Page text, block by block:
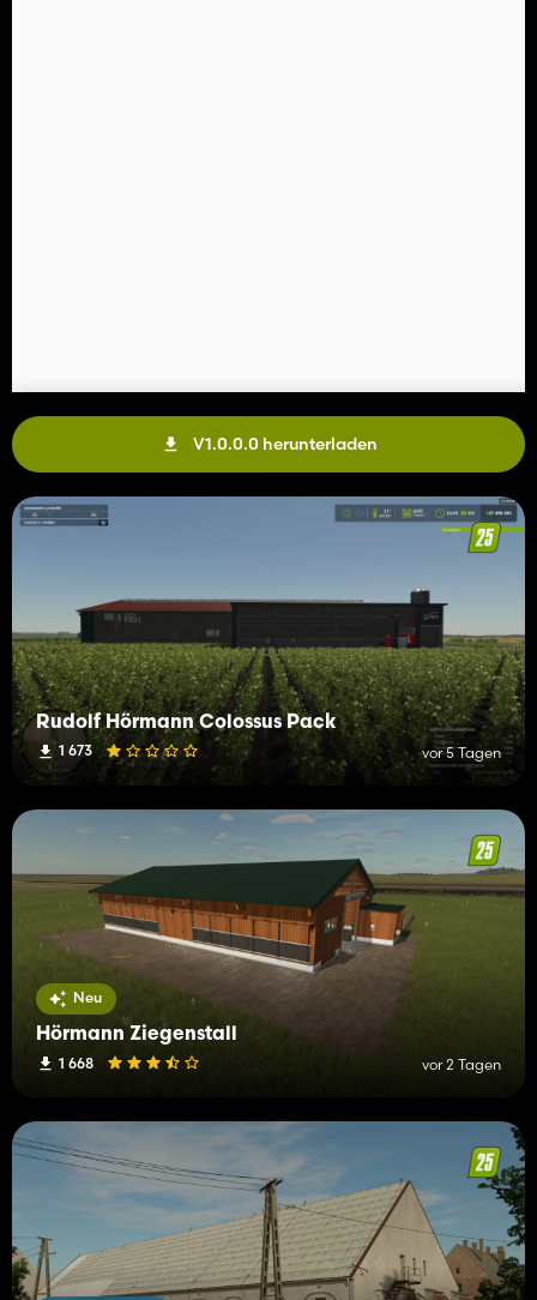
V1.0.0.0 herunterladen
Rudolf Hörmann Colossus Pack
1 673 vor 5 Tagen
Neu
Hörmann Ziegenstall
1 668 vor 2 Tagen